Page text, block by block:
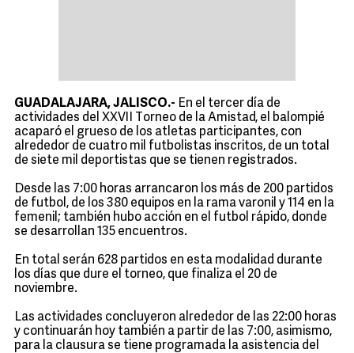
GUADALAJARA, JALISCO.- En el tercer día de
actividades del XXVII Torneo de la Amistad, el balompié
acaparó el grueso de los atletas participantes, con
alrededor de cuatro mil futbolistas inscritos, de un total
de siete mil deportistas que se tienen registrados.
Desde las 7:00 horas arrancaron los más de 200 partidos
de futbol, de los 380 equipos en la rama varonil y 114 en la
femenil; también hubo acción en el futbol rápido, donde
se desarrollan 135 encuentros.
En total serán 628 partidos en esta modalidad durante
los días que dure el torneo, que finaliza el 20 de
noviembre.
Las actividades concluyeron alrededor de las 22:00 horas
y continuarán hoy también a partir de las 7:00, asimismo,
para la clausura se tiene programada la asistencia del